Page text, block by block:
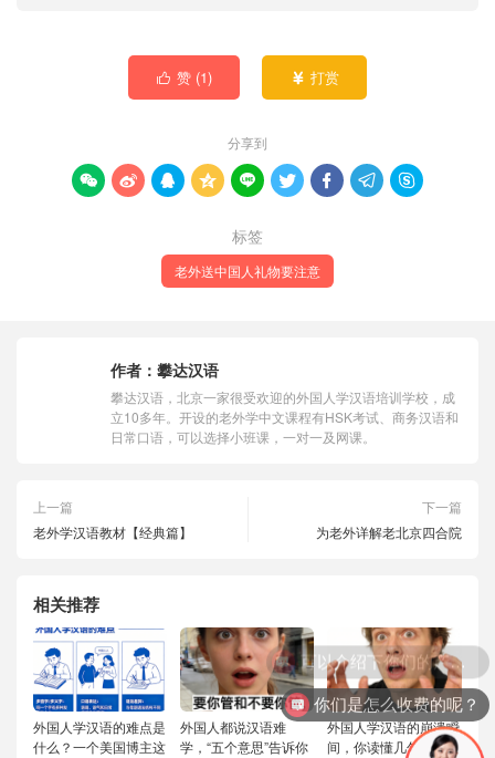
 赞 (1)  打赏
分享到
        
标签
老外送中国人礼物要注意
作者： 攀达汉语
攀达汉语，北京一家很受欢迎的外国人学汉语培训学校，成
立10多年。开设的老外学中文课程有HSK考试、商务汉语和
日常口语，可以选择小班课，一对一及网课。
上一篇
老外学汉语教材【经典篇】
下一篇
为老外详解老北京四合院
相关推荐
外国人学汉语的难点是
什么？一个美国博主这
外国人都说汉语难
学，“五个意思”告诉你
外国人学汉语的崩溃瞬
间，你读懂几句？
你们是怎么收费的呢？